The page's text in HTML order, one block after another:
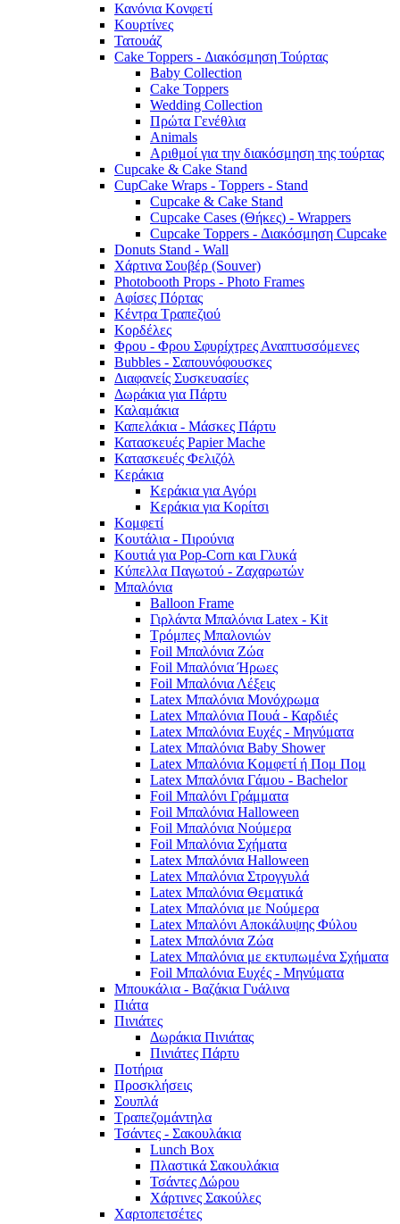
Κανόνια Κονφετί
Κουρτίνες
Τατουάζ
Cake Toppers - Διακόσμηση Τούρτας
Baby Collection
Cake Toppers
Wedding Collection
Πρώτα Γενέθλια
Animals
Αριθμοί για την διακόσμηση της τούρτας
Cupcake & Cake Stand
CupCake Wraps - Toppers - Stand
Cupcake & Cake Stand
Cupcake Cases (Θήκες) - Wrappers
Cupcake Toppers - Διακόσμηση Cupcake
Donuts Stand - Wall
Χάρτινα Σουβέρ (Souver)
Photobooth Props - Photo Frames
Αφίσες Πόρτας
Κέντρα Τραπεζιού
Κορδέλες
Φρου - Φρου Σφυρίχτρες Αναπτυσσόμενες
Bubbles - Σαπουνόφουσκες
Διαφανείς Συσκευασίες
Δωράκια για Πάρτυ
Καλαμάκια
Καπελάκια - Μάσκες Πάρτυ
Κατασκευές Papier Mache
Κατασκευές Φελιζόλ
Κεράκια
Κεράκια για Αγόρι
Κεράκια για Κορίτσι
Κομφετί
Κουτάλια - Πιρούνια
Κουτιά για Pop-Corn και Γλυκά
Κύπελλα Παγωτού - Ζαχαρωτών
Μπαλόνια
Balloon Frame
Γιρλάντα Μπαλόνια Latex - Kit
Τρόμπες Μπαλονιών
Foil Μπαλόνια Ζώα
Foil Μπαλόνια Ήρωες
Foil Μπαλόνια Λέξεις
Latex Μπαλόνια Μονόχρωμα
Latex Μπαλόνια Πουά - Καρδιές
Latex Μπαλόνια Ευχές - Μηνύματα
Latex Μπαλόνια Baby Shower
Latex Μπαλόνια Κομφετί ή Πομ Πομ
Latex Μπαλόνια Γάμου - Bachelor
Foil Μπαλόνι Γράμματα
Foil Μπαλόνια Halloween
Foil Μπαλόνια Νούμερα
Foil Μπαλόνια Σχήματα
Latex Μπαλόνια Halloween
Latex Μπαλόνια Στρογγυλά
Latex Μπαλόνια Θεματικά
Latex Μπαλόνια με Νούμερα
Latex Μπαλόνι Αποκάλυψης Φύλου
Latex Μπαλόνια Ζώα
Latex Μπαλόνια με εκτυπωμένα Σχήματα
Foil Μπαλόνια Ευχές - Μηνύματα
Μπουκάλια - Βαζάκια Γυάλινα
Πιάτα
Πινιάτες
Δωράκια Πινιάτας
Πινιάτες Πάρτυ
Ποτήρια
Προσκλήσεις
Σουπλά
Τραπεζομάντηλα
Τσάντες - Σακουλάκια
Lunch Box
Πλαστικά Σακουλάκια
Τσάντες Δώρου
Χάρτινες Σακούλες
Χαρτοπετσέτες